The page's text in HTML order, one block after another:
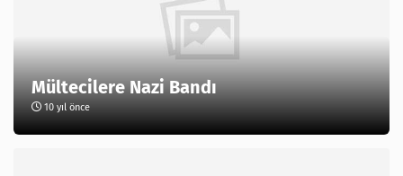
Mültecilere Nazi Bandı
10 yıl önce